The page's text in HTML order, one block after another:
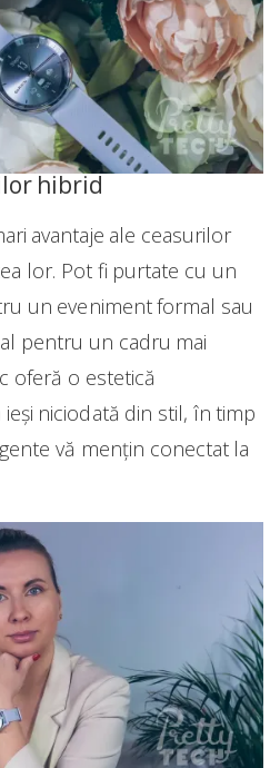
hibrid
avantaje ale ceasurilor
lor. Pot fi purtate cu un
un eveniment formal sau
pentru un cadru mai
oferă o estetică
niciodată din stil, în timp
vă mențin conectat la